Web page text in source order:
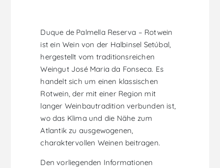
Duque de Palmella Reserva – Rotwein
ist ein Wein von der Halbinsel Setúbal,
hergestellt vom traditionsreichen
Weingut José Maria da Fonseca. Es
handelt sich um einen klassischen
Rotwein, der mit einer Region mit
langer Weinbautradition verbunden ist,
wo das Klima und die Nähe zum
Atlantik zu ausgewogenen,
charaktervollen Weinen beitragen.
Den vorliegenden Informationen